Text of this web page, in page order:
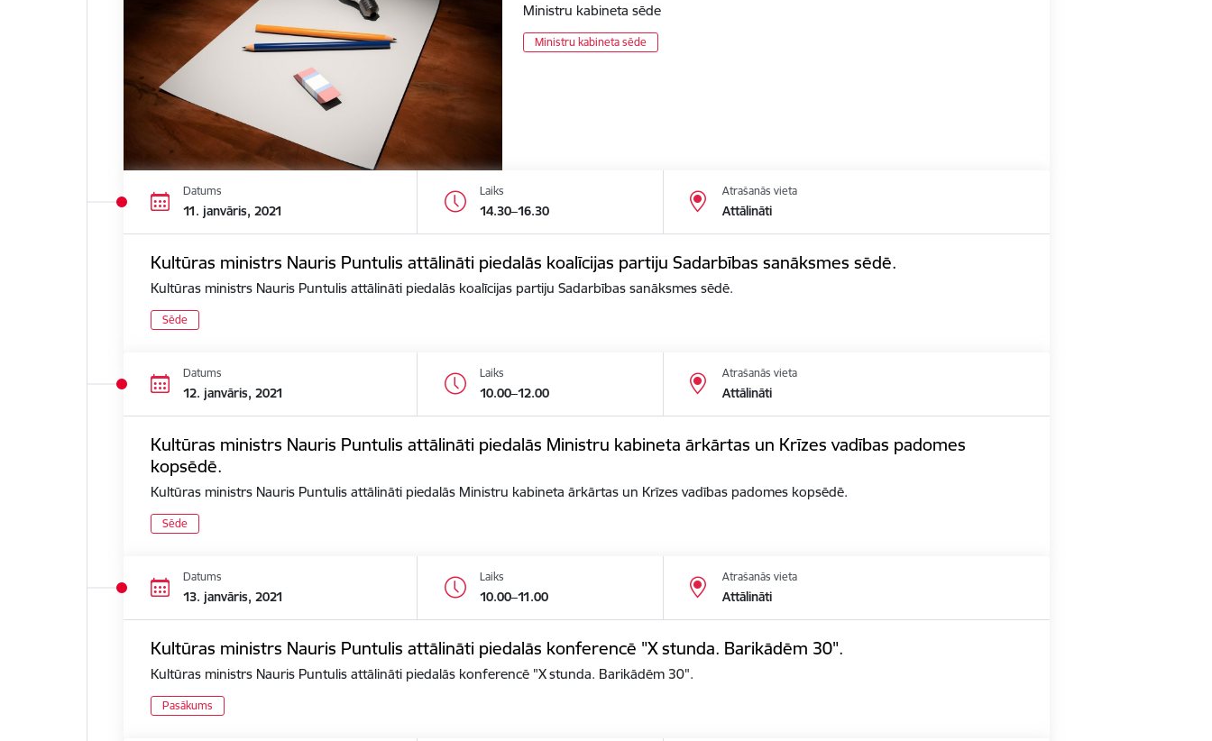
Ministru kabineta sēde
Ministru kabineta sēde
Datums
11. janvāris, 2021
Laiks
14.30–16.30
Atrašanās vieta
Attālināti
Kultūras ministrs Nauris Puntulis attālināti piedalās koalīcijas partiju Sadarbības sanāksmes sēdē.
Kultūras ministrs Nauris Puntulis attālināti piedalās koalīcijas partiju Sadarbības sanāksmes sēdē.
Sēde
Datums
12. janvāris, 2021
Laiks
10.00–12.00
Atrašanās vieta
Attālināti
Kultūras ministrs Nauris Puntulis attālināti piedalās Ministru kabineta ārkārtas un Krīzes vadības padomes
kopsēdē.
Kultūras ministrs Nauris Puntulis attālināti piedalās Ministru kabineta ārkārtas un Krīzes vadības padomes kopsēdē.
Sēde
Datums
13. janvāris, 2021
Laiks
10.00–11.00
Atrašanās vieta
Attālināti
Kultūras ministrs Nauris Puntulis attālināti piedalās konferencē "X stunda. Barikādēm 30".
Kultūras ministrs Nauris Puntulis attālināti piedalās konferencē "X stunda. Barikādēm 30".
Pasākums